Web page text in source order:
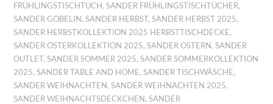
FRÜHLINGSTISCHTUCH,SANDER FRÜHLINGSTISCHTÜCHER,
SANDER GOBELIN,SANDER HERBST,SANDER HERBST 2025,
SANDER HERBSTKOLLEKTION 2025 HERBSTTISCHDECKE,
SANDER OSTERKOLLEKTION 2025,SANDER OSTERN,SANDER
OUTLET,SANDER SOMMER 2025,SANDER SOMMERKOLLEKTION
2025,SANDER TABLE AND HOME,SANDER TISCHWÄSCHE,
SANDER WEIHNACHTEN,SANDER WEIHNACHTEN 2025,
SANDER WEIHNACHTSDECKCHEN,SANDER